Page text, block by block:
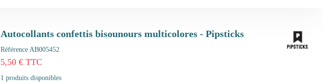
Autocollants confettis bisounours multicolores - Pipsticks
Référence AB005452
5,50 € TTC
1 produits disponibles